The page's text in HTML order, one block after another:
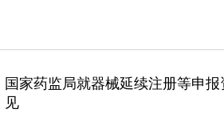
国家药监局就器械延续注册等申
见